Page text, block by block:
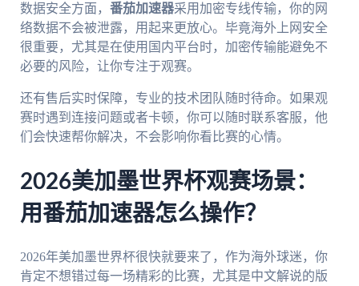
数据安全方面， 番茄加速器采用加密专线传输，你的网
络数据不会被泄露，用起来更放心。毕竟海外上网安全
很重要，尤其是在使用国内平台时，加密传输能避免不
必要的风险，让你专注于观赛。
还有售后实时保障，专业的技术团队随时待命。如果观
赛时遇到连接问题或者卡顿，你可以随时联系客服，他
们会快速帮你解决，不会影响你看比赛的心情。
2026美加墨世界杯观赛场景：
用番茄加速器怎么操作？
2026年美加墨世界杯很快就要来了，作为海外球迷，你
肯定不想错过每一场精彩的比赛，尤其是中文解说的版